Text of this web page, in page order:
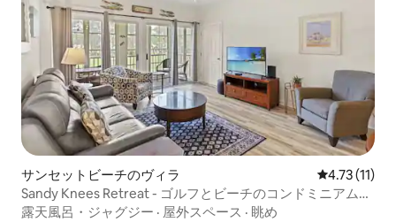
サンセットビーチのヴィラ レビュー11
4.73 (11)
Sandy Knees Retreat - ゴルフとビーチのコンドミニアムで
のんびり過ごそう
露天風呂・ジャグジー · 屋外スペース · 眺め